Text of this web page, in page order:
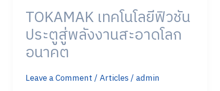
TOKAMAK เทคโนโลยีฟิวชัน
ประตูสู่พลังงานสะอาดโลก
อนาคต
Leave a Comment/Articles/admin
สะอาด
โลก
อนาคต